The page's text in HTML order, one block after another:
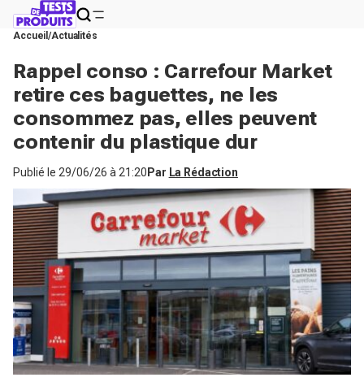
Accueil Actualités
Rappel conso : Carrefour Market
retire ces baguettes, ne les
consommez pas, elles peuvent
contenir du plastique dur
Publié le 29/06/26 à 21:20 Par La Rédaction